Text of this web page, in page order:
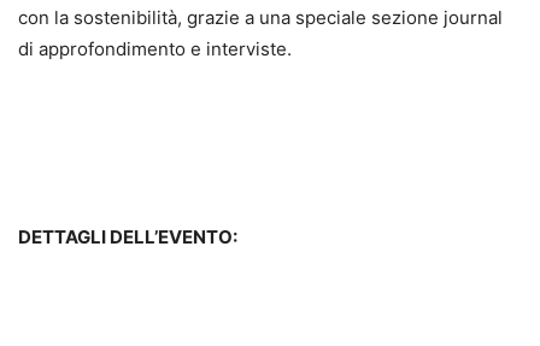
con la sostenibilità, grazie a una speciale sezione journal
di approfondimento e interviste.
DETTAGLI DELL’EVENTO: